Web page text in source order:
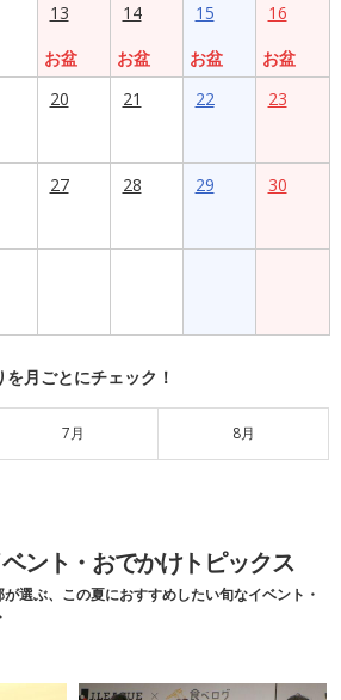
13
お盆
14
お盆
15
お盆
16
お盆
20 21 22 23
27 28 29 30
月ごとにチェック！
7月 8月
ント・おでかけトピックス
選ぶ、この夏におすすめしたい旬なイベント・